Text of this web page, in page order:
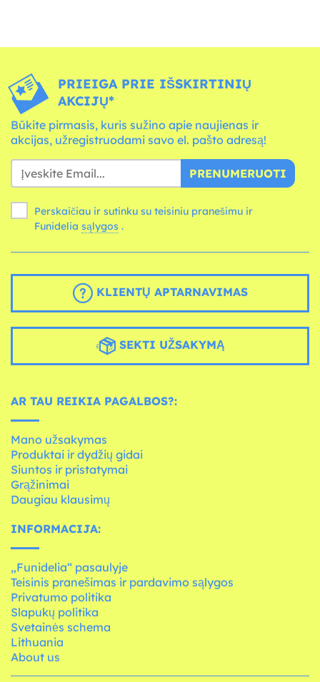
PRIEIGA PRIE IŠSKIRTINIŲ
AKCIJŲ*
Būkite pirmasis, kuris sužino apie naujienas ir
akcijas, užregistruodami savo el. pašto adresą!
PRENUMERUOTI
Perskaičiau ir sutinku su teisiniu pranešimu ir
Funidelia sąlygos .
KLIENTŲ APTARNAVIMAS
SEKTI UŽSAKYMĄ
AR TAU REIKIA PAGALBOS?:
Mano užsakymas
Produktai ir dydžių gidai
Siuntos ir pristatymai
Grąžinimai
Daugiau klausimų
INFORMACIJA:
„Funidelia“ pasaulyje
Teisinis pranešimas ir pardavimo sąlygos
Privatumo politika
Slapukų politika
Svetainės schema
Lithuania
About us